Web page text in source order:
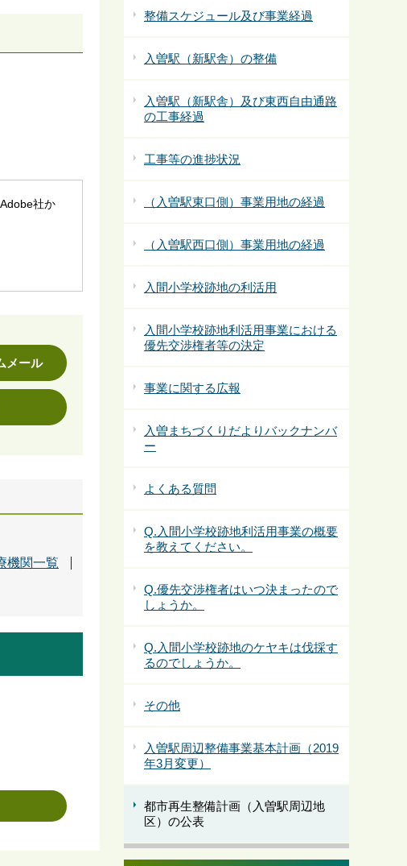
社か
メール
機関一覧
整備スケジュール及び事業経過
入曽駅（新駅舎）の整備
入曽駅（新駅舎）及び東西自由通路
の工事経過
工事等の進捗状況
（入曽駅東口側）事業用地の経過
（入曽駅西口側）事業用地の経過
入間小学校跡地の利活用
入間小学校跡地利活用事業における
優先交渉権者等の決定
事業に関する広報
入曽まちづくりだよりバックナンバ
ー
よくある質問
Q.入間小学校跡地利活用事業の概要
を教えてください。
Q.優先交渉権者はいつ決まったので
しょうか。
Q.入間小学校跡地のケヤキは伐採す
るのでしょうか。
その他
入曽駅周辺整備事業基本計画（2019
年3月変更）
都市再生整備計画（入曽駅周辺地
区）の公表